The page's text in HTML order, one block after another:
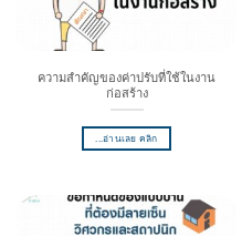
ความสำคัญของค่าปรับที่ใช้ในงาน
ก่อสร้าง
...อ่านเลย คลิก